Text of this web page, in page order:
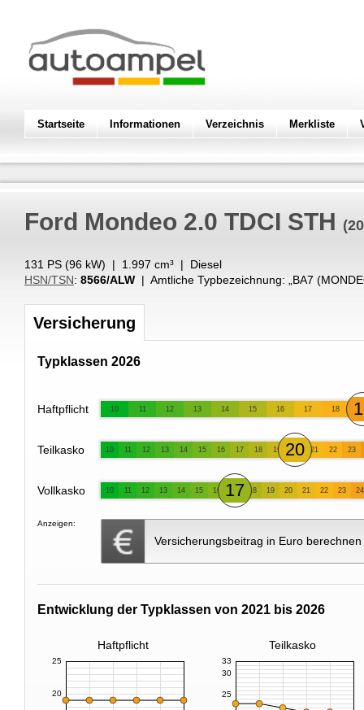
Startseite Informationen Verzeichnis Merkliste
Ford Mondeo 2.0 TDCI STH
131 PS (96 kW) | 1.997 cm³ | Diesel
HSN/TSN: 8566/ALW | Amtliche Typbezeichnung: „ BA7
Versicherung
Typklassen 2026
Haftpflicht 10 11 12 13 14 15 16 17 18
Teilkasko 10 11 12 13 14 15 16 17 18 19 20 21 22 23
Vollkasko 10 11 12 13 14 15 16 17 18 19 20 21 22 23 24
Anzeigen:
Versicherungsbeitrag in Euro berechnen
Entwicklung der Typklassen von 2021 bis 2026
Haftpflicht Teilkasko
20
25
25
30
33